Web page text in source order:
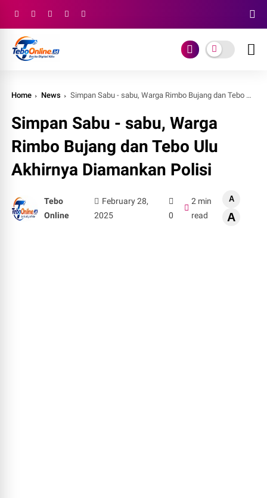
Home News Simpan Sabu - sabu, Warga Rimbo Bujang dan Tebo Ulu Akhirnya Diamankan Polisi
Simpan Sabu - sabu, Warga
Rimbo Bujang dan Tebo Ulu
Akhirnya Diamankan Polisi
Tebo
Online
February 28,
2025
0
2 min
read
A
A